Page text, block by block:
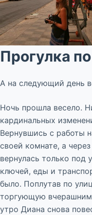
Прогулка
А на следующий день
Ночь прошла весело.
кардинальных
Вернувшись с работы
своей комнате, а
вернулась только под
ключей, еды и
было. Поплутав по
торгующую
утро Диана снова